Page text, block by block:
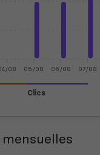
08 05/08 06/08 07/08
Clics